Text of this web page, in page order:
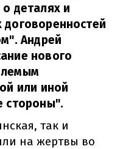
деталях и
Андрей
нового
или иной
стороны".
так и
на жертвы во